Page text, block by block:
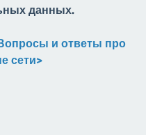
данных.
и ответы про
сети>